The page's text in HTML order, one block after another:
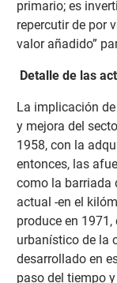
primario; es
repercutir de por
valor añadido”
Detalle de las
La implicación
y mejora del
1958, con la
entonces, las
como la barriada
actual -en el
produce en
urbanístico de la
desarrollado en
paso del tiempo